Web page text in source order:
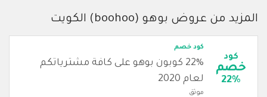
المزيد من عروض بوهو (boohoo) الكويت
كود
خصم
22%
كود خصم
22% كوبون بوهو على كافة مشترياتكم
لعام 2020
موثق